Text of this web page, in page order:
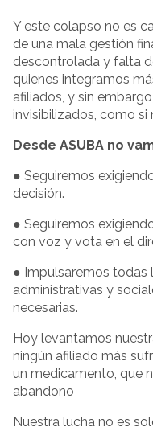
Y este colapso no es
de una mala gestión
descontrolada y falta
quienes integramos
afiliados, y sin
invisibilizados, como si
Desde ASUBA no
● Seguiremos
decisión.
● Seguiremos
con voz y vota en el
● Impulsaremos todas
administrativas y
necesarias.
Hoy levantamos
ningún afiliado más
un medicamento, que
abandono
Nuestra lucha no es